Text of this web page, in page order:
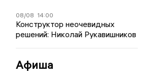
08/08 14:00
Конструктор неочевидных
решений: Николай Рукавишников
Афиша